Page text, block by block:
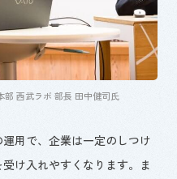
部 西武ラボ 部長 田中健司氏
用で、企業は一定のしつけ
け入れやすくなります。ま